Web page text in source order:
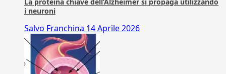
i neuroni
Salvo Franchina 14 Aprile 2026